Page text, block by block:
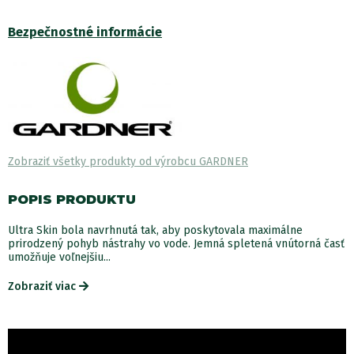
Bezpečnostné informácie
Zobraziť všetky produkty od výrobcu GARDNER
POPIS PRODUKTU
Ultra Skin bola navrhnutá tak, aby poskytovala maximálne
prirodzený pohyb nástrahy vo vode. Jemná spletená vnútorná časť
umožňuje voľnejšiu...
Zobraziť viac